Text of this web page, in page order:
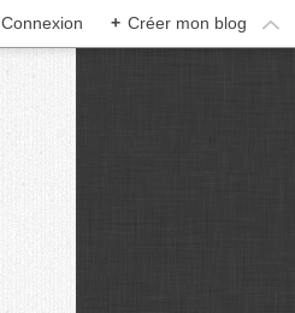
Connexion + Créer mon blog